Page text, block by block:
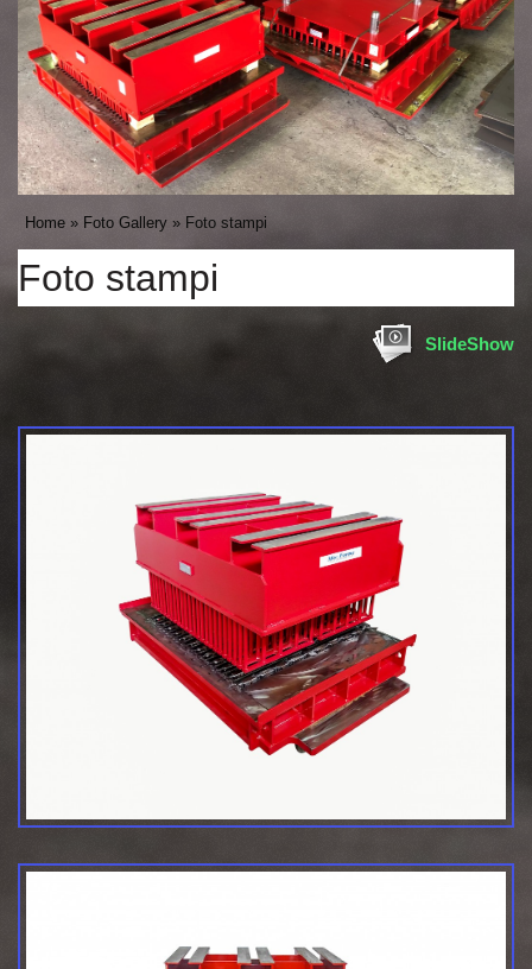
Home » Foto Gallery » Foto stampi
Foto stampi
SlideShow